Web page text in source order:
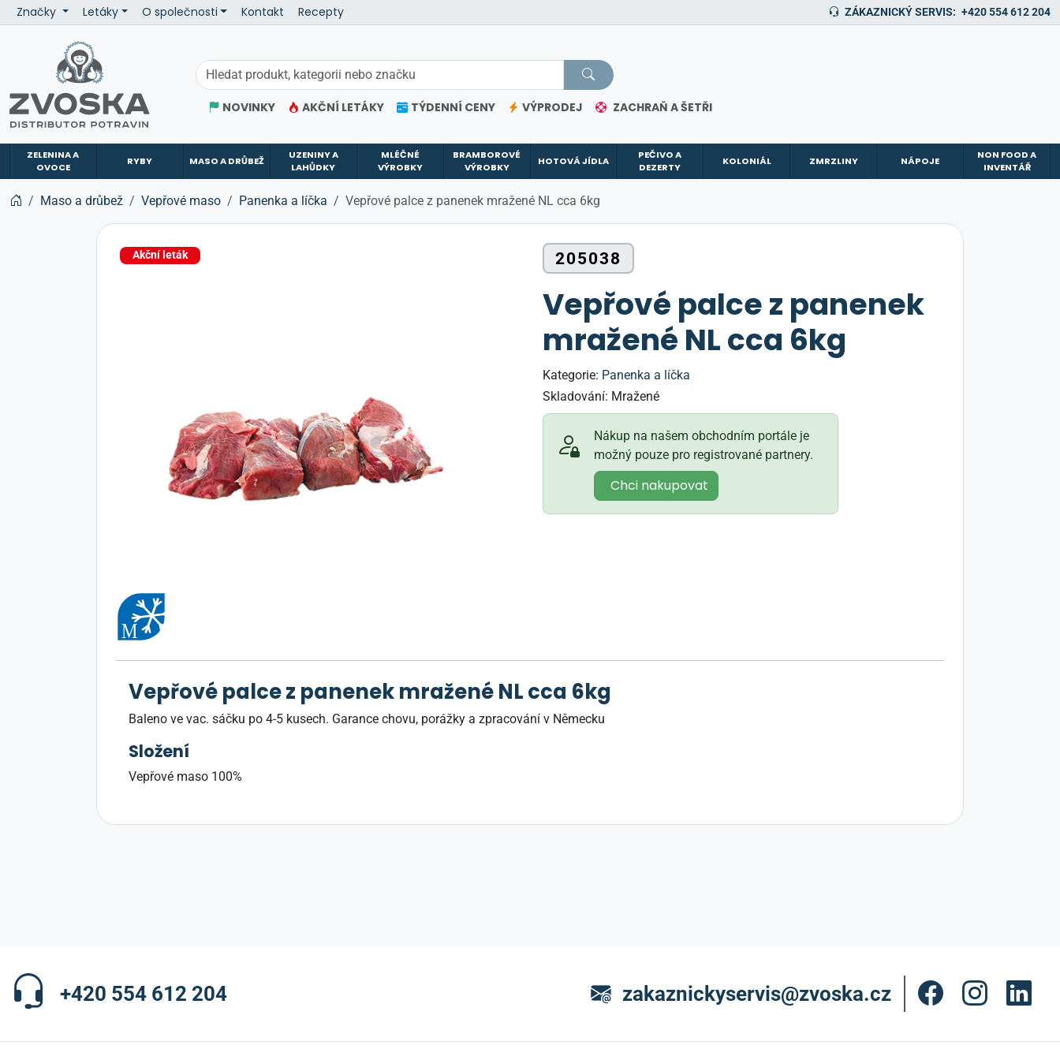
Značky Letáky O společnosti Kontakt Recepty ZÁKAZNICKÝ SERVIS: +420 554 612 204
NOVINKY AKČNÍ LETÁKY TÝDENNÍ CENY VÝPRODEJ ZACHRAŇ A ŠETŘI
ZELENINA A
OVOCE
RYBY MASO A DRŮBEŽ
UZENINY A
LAHŮDKY
MLÉČNÉ
VÝROBKY
BRAMBOROVÉ
VÝROBKY
HOTOVÁ JÍDLA
PEČIVO A
DEZERTY
KOLONIÁL ZMRZLINY NÁPOJE
NON FOOD A
INVENTÁŘ
Maso a drůbež Vepřové maso Panenka a líčka Vepřové palce z panenek mražené NL cca 6kg
205038
Vepřové palce z panenek
mražené NL cca 6kg
Kategorie: Panenka a líčka
Skladování: Mražené
Nákup na našem obchodním portále je
možný pouze pro registrované partnery.
Chci nakupovat
Akční leták
Vepřové palce z panenek mražené NL cca 6kg
Baleno ve vac. sáčku po 4-5 kusech. Garance chovu, porážky a zpracování v Německu
Složení
Vepřové maso 100%
+420 554 612 204 zakaznickyservis@zvoska.cz